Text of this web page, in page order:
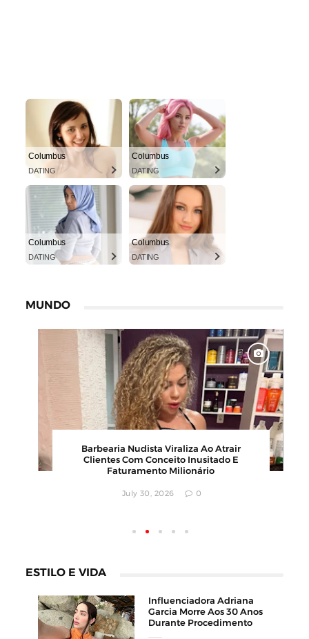
Columbus
DATING
Columbus
DATING
Columbus
DATING
Columbus
DATING
MUNDO
Barbearia Nudista Viraliza Ao Atrair
Clientes Com Conceito Inusitado E
Faturamento Milionário
July 30, 2026 0
ESTILO E VIDA
Influenciadora Adriana
Garcia Morre Aos 30 Anos
Durante Procedimento